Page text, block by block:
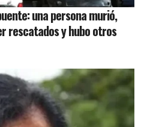
una persona murió,
rescatados y hubo otros